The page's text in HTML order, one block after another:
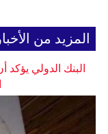
المزيد من الأخبار
البنك الدولي